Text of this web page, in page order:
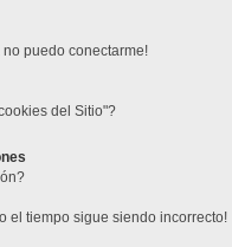
puedo conectarme!
del Sitio"?
el tiempo sigue siendo incorrecto!